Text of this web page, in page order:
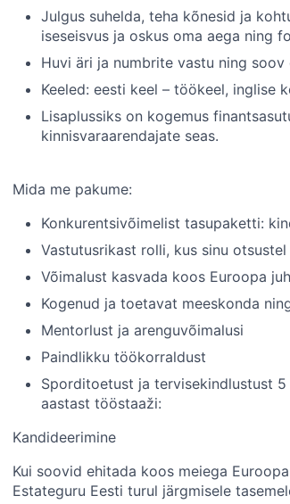
Julgus suhelda, teha kõnesid ja
iseseisvus ja oskus oma aega ning
Huvi äri ja numbrite vastu ning
Keeled: eesti keel – töökeel, inglise
Lisaplussiks on kogemus
kinnisvaraarendajate seas.
Mida me pakume:
Konkurentsivõimelist tasupaketti:
Vastutusrikast rolli, kus sinu
Võimalust kasvada koos Euroopa
Kogenud ja toetavat meeskonda
Mentorlust ja arenguvõimalusi
Paindlikku töökorraldust
Sporditoetust ja tervisekindlustust
aastast tööstaaži:
Kandideerimine
Kui soovid ehitada koos meiega
Estateguru Eesti turul järgmisele